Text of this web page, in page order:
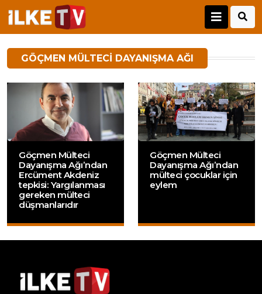
GÖÇMEN MÜLTECI DAYANIŞMA AĞI
Göçmen Mülteci
Dayanışma Ağı’ndan
Ercüment Akdeniz
tepkisi: Yargılanması
gereken mülteci
düşmanlarıdır
Göçmen Mülteci
Dayanışma Ağı’ndan
mülteci çocuklar için
eylem